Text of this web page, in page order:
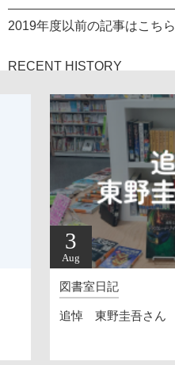
2019年度以前の記事はこちら
RECENT HISTORY
図書室日記
追悼 東野圭吾さん